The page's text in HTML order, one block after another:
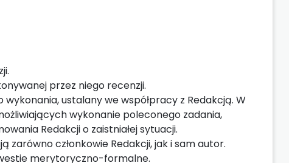
przez niego recenzji.
ustalany we współpracy z Redakcją. W
wykonanie poleconego zadania,
Redakcji o zaistniałej sytuacji.
członkowie Redakcji, jak i sam autor.
merytoryczno-formalne.